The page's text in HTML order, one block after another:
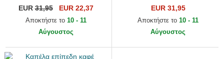
9TWENTY Tip Off 2023 από
Los Angeles Lakers NBA
από New Era
EUR31,95 EUR 22,37
Αποκτήστε το 10 - 11
Αύγουστος
9TWENTY Seersucker από
New York Yankees MLB από
EUR 31,95
Αποκτήστε το 10 - 11
Αύγουστος